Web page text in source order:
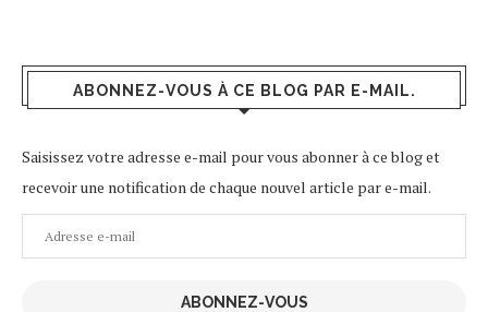
ABONNEZ-VOUS À CE BLOG PAR E-MAIL.
Saisissez votre adresse e-mail pour vous abonner à ce blog et
recevoir une notification de chaque nouvel article par e-mail.
Adresse
e-
ABONNEZ-VOUS